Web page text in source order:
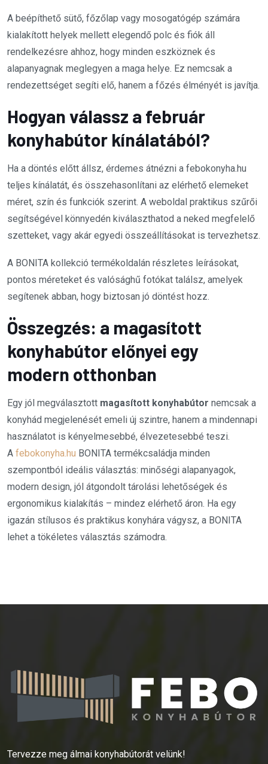
A beépíthető sütő, főzőlap vagy mosogatógép számára
kialakított helyek mellett elegendő polc és fiók áll
rendelkezésre ahhoz, hogy minden eszköznek és
alapanyagnak meglegyen a maga helye. Ez nemcsak a
rendezettséget segíti elő, hanem a főzés élményét is javítja.
Hogyan válassz a február
konyhabútor kínálatából?
Ha a döntés előtt állsz, érdemes átnézni a febokonyha.hu
teljes kínálatát, és összehasonlítani az elérhető elemeket
méret, szín és funkciók szerint. A weboldal praktikus szűrői
segítségével könnyedén kiválaszthatod a neked megfelelő
szetteket, vagy akár egyedi összeállításokat is tervezhetsz.
A BONITA kollekció termékoldalán részletes leírásokat,
pontos méreteket és valósághű fotókat találsz, amelyek
segítenek abban, hogy biztosan jó döntést hozz.
Összegzés: a magasított
konyhabútor előnyei egy
modern otthonban
Egy jól megválasztott magasított konyhabútor nemcsak a
konyhád megjelenését emeli új szintre, hanem a mindennapi
használatot is kényelmesebbé, élvezetesebbé teszi.
A febokonyha.hu BONITA termékcsaládja minden
szempontból ideális választás: minőségi alapanyagok,
modern design, jól átgondolt tárolási lehetőségek és
ergonomikus kialakítás – mindez elérhető áron. Ha egy
igazán stílusos és praktikus konyhára vágysz, a BONITA
lehet a tökéletes választás számodra.
Tervezze meg álmai konyhabútorát velünk!